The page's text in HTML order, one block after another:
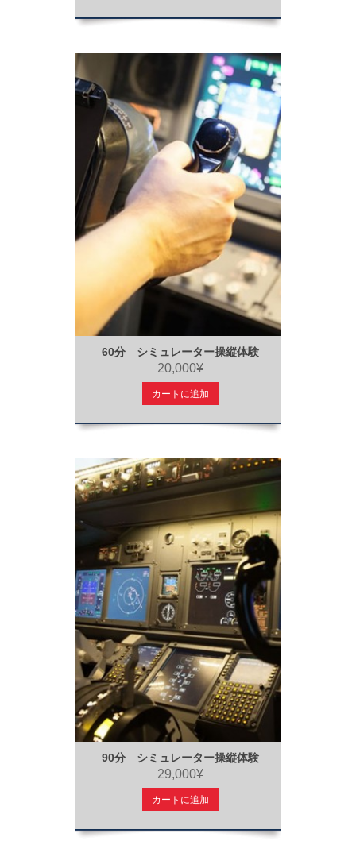
60分 シミュレーター操縦体験
20,000¥
カートに追加
90分 シミュレーター操縦体験
29,000¥
カートに追加